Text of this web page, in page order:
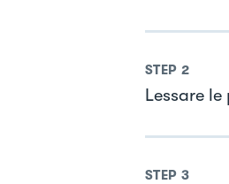
STEP 2
Lessare
STEP 3